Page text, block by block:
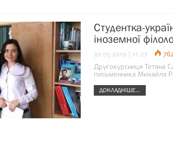
Студентка-
іноземної
30.05.2019 | 11:27
Другокурсниця Тетяна
письменника Михайла
ДОКЛАДНІШЕ...